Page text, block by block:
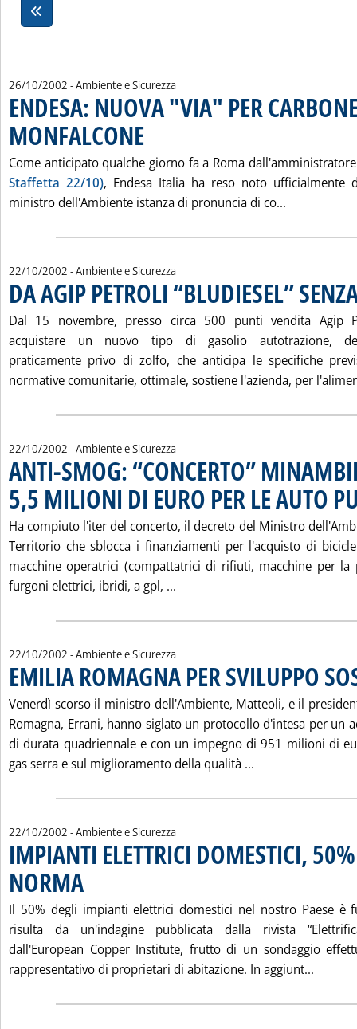
26/10/2002 - Ambiente e Sicurezza
ENDESA: NUOVA "VIA" PER
MONFALCONE
Come anticipato qualche giorno fa a Roma
Staffetta 22/10), Endesa Italia ha reso noto ufficialmente
ministro dell'Ambiente istanza di pronuncia di co...
22/10/2002 - Ambiente e Sicurezza
DA AGIP PETROLI “BLUDIESEL”
Dal 15 novembre, presso circa 500 punti vendita Agip
acquistare un nuovo tipo di gasolio autotrazione,
praticamente privo di zolfo, che anticipa le specifiche
normative comunitarie, ottimale, sostiene l'azienda, per
22/10/2002 - Ambiente e Sicurezza
ANTI-SMOG: “CONCERTO”
5,5 MILIONI DI EURO PER LE AUTO
Ha compiuto l'iter del concerto, il decreto del Ministro
Territorio che sblocca i finanziamenti per l'acquisto di
macchine operatrici (compattatrici di rifiuti, macchine per la
furgoni elettrici, ibridi, a gpl, ...
22/10/2002 - Ambiente e Sicurezza
EMILIA ROMAGNA PER SVILUPPO
Venerdì scorso il ministro dell'Ambiente, Matteoli, e il
Romagna, Errani, hanno siglato un protocollo d'intesa per un
di durata quadriennale e con un impegno di 951 milioni di
gas serra e sul miglioramento della qualità ...
22/10/2002 - Ambiente e Sicurezza
IMPIANTI ELETTRICI DOMESTICI,
NORMA
Il 50% degli impianti elettrici domestici nel nostro Paese è
risulta da un'indagine pubblicata dalla rivista
dall'European Copper Institute, frutto di un sondaggio
rappresentativo di proprietari di abitazione. In aggiunt...